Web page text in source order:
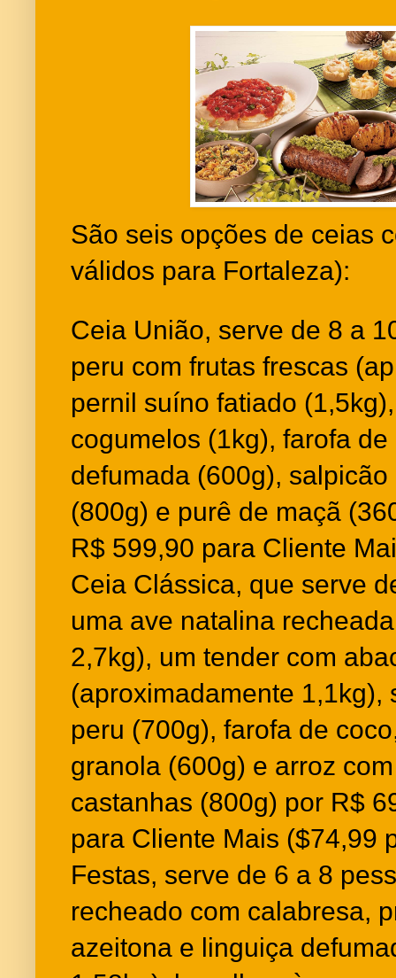
São seis opções de ceias
válidos para Fortaleza):
Ceia União, serve de 8 a
peru com frutas frescas
pernil suíno fatiado
cogumelos (1kg), farofa
defumada (600g),
(800g) e purê de maçã
R$ 599,90 para Cliente
Ceia Clássica, que serve
uma ave natalina
2,7kg), um tender com
(aproximadamente 1,1kg),
peru (700g), farofa de
granola (600g) e arroz
castanhas (800g) por R$
para Cliente Mais ($74,99
Festas, serve de 6 a 8
recheado com calabresa,
azeitona e linguiça